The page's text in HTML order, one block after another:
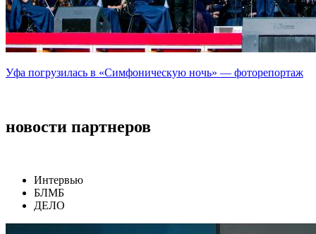
Уфа погрузилась в «Симфоническую ночь» — фоторепортаж
новости партнеров
Интервью
БЛМБ
ДЕЛО